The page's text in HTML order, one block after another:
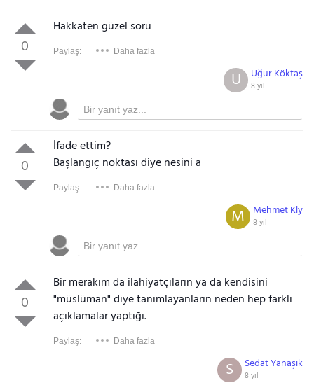
0
Hakkaten güzel soru
Paylaş: Daha fazla
Uğur Köktaş
8 yıl
U
0
İfade ettim?
Başlangıç noktası diye nesini a
Paylaş: Daha fazla
Mehmet Kly
8 yıl
M
0
Bir merakım da ilahiyatçıların ya da kendisini
"müslüman" diye tanımlayanların neden hep farklı
açıklamalar yaptığı.
Paylaş: Daha fazla
Sedat Yanaşık
8 yıl
S